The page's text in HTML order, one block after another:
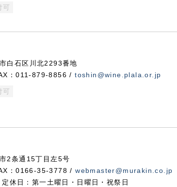
可
白石区川北2293番地
：011-879-8856 /toshin@wine.plala.or.jp
可
2条通15丁目左5号
：0166-35-3778 /webmaster@murakin.co.jp
休日：第一土曜日・日曜日・祝祭日